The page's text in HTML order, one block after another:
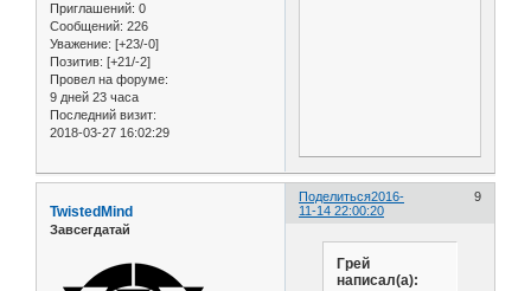
Приглашений: 0
Сообщений: 226
Уважение: [+23/-0]
Позитив: [+21/-2]
Провел на форуме:
9 дней 23 часа
Последний визит:
2018-03-27 16:02:29
Поделиться 9
2016-
11-14 22:00:20
TwistedMind
Завсегдатай
Грей
написал(а):